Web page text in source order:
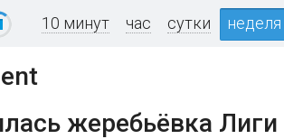
10 минут час сутки неделя
жеребьёвка